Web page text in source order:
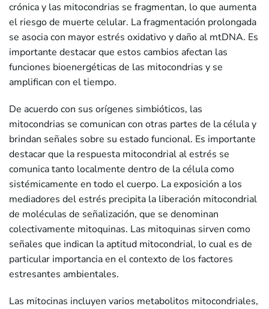
crónica y las mitocondrias se fragmentan, lo que aumenta
el riesgo de muerte celular. La fragmentación prolongada
se asocia con mayor estrés oxidativo y daño al mtDNA. Es
importante destacar que estos cambios afectan las
funciones bioenergéticas de las mitocondrias y se
amplifican con el tiempo.
De acuerdo con sus orígenes simbióticos, las
mitocondrias se comunican con otras partes de la célula y
brindan señales sobre su estado funcional. Es importante
destacar que la respuesta mitocondrial al estrés se
comunica tanto localmente dentro de la célula como
sistémicamente en todo el cuerpo. La exposición a los
mediadores del estrés precipita la liberación mitocondrial
de moléculas de señalización, que se denominan
colectivamente mitoquinas. Las mitoquinas sirven como
señales que indican la aptitud mitocondrial, lo cual es de
particular importancia en el contexto de los factores
estresantes ambientales.
Las mitocinas incluyen varios metabolitos mitocondriales,